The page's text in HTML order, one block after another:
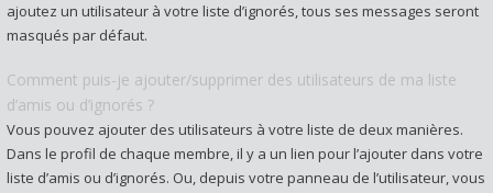
ajoutez un utilisateur à votre liste d’ignorés, tous ses messages seront
masqués par défaut.
Comment puis-je ajouter/supprimer des utilisateurs de ma liste
d’amis ou d’ignorés ?
Vous pouvez ajouter des utilisateurs à votre liste de deux manières.
Dans le profil de chaque membre, il y a un lien pour l’ajouter dans votre
liste d’amis ou d’ignorés. Ou, depuis votre panneau de l’utilisateur, vous